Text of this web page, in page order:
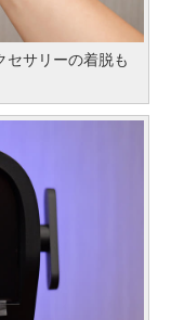
セサリーの着脱も